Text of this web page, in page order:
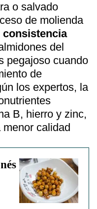
o salvado
de molienda
del
pegajoso cuando
de
los expertos, la
B, hierro y zinc,
calidad